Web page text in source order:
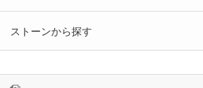
ストーンから探す